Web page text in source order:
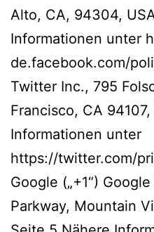
Alto, CA, 94304,
Informationen unter
de.facebook.com/
Twitter Inc., 795
Francisco, CA
Informationen unter
https://twitter.com/
Google („+1“)
Parkway, Mountain